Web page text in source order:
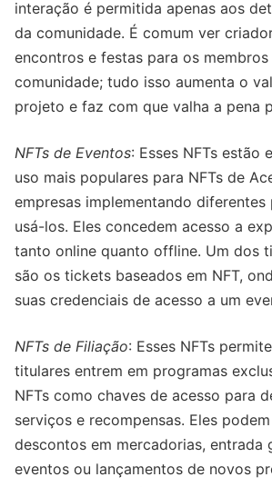
interação é permitida apenas aos
da comunidade. É comum ver
encontros e festas para os membros
comunidade; tudo isso aumenta o
projeto e faz com que valha a pena
NFTs de Eventos: Esses NFTs estão
uso mais populares para NFTs de
empresas implementando
usá-los. Eles concedem acesso a
tanto online quanto offline. Um dos
são os tickets baseados em NFT,
suas credenciais de acesso a um
NFTs de Filiação: Esses NFTs
titulares entrem em programas
NFTs como chaves de acesso para
serviços e recompensas. Eles
descontos em mercadorias, entrada
eventos ou lançamentos de novos